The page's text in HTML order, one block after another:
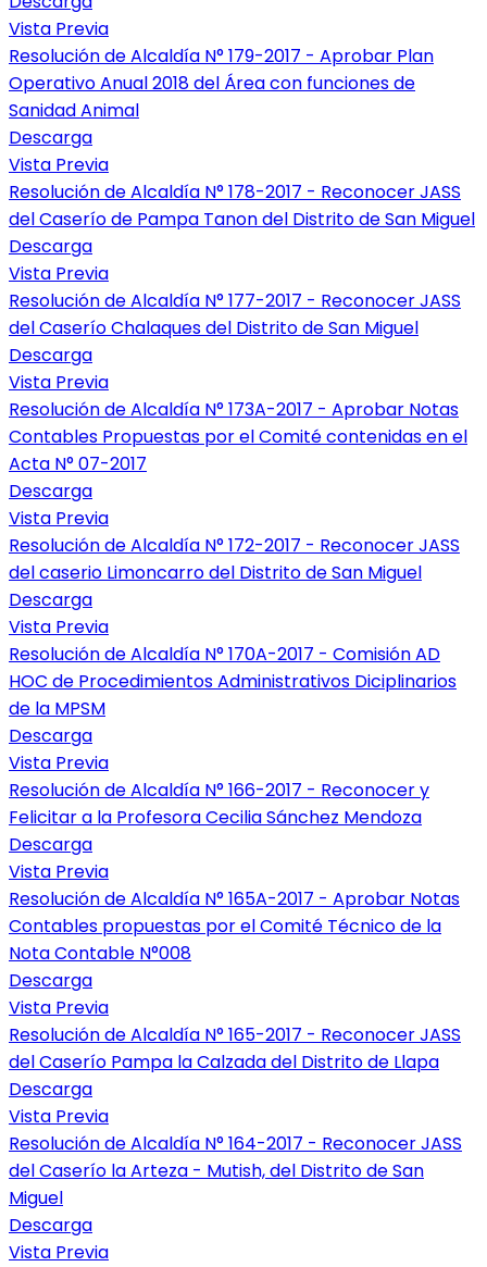
Vista Previa
Resolución de Alcaldía N° 179-2017 - Aprobar Plan
Operativo Anual 2018 del Área con funciones de
Sanidad Animal
Descarga
Vista Previa
Resolución de Alcaldía N° 178-2017 - Reconocer JASS
del Caserío de Pampa Tanon del Distrito de San Miguel
Descarga
Vista Previa
Resolución de Alcaldía N° 177-2017 - Reconocer JASS
del Caserío Chalaques del Distrito de San Miguel
Descarga
Vista Previa
Resolución de Alcaldía N° 173A-2017 - Aprobar Notas
Contables Propuestas por el Comité contenidas en el
Acta N° 07-2017
Descarga
Vista Previa
Resolución de Alcaldía N° 172-2017 - Reconocer JASS
del caserio Limoncarro del Distrito de San Miguel
Descarga
Vista Previa
Resolución de Alcaldía N° 170A-2017 - Comisión AD
HOC de Procedimientos Administrativos Diciplinarios
de la MPSM
Descarga
Vista Previa
Resolución de Alcaldía N° 166-2017 - Reconocer y
Felicitar a la Profesora Cecilia Sánchez Mendoza
Descarga
Vista Previa
Resolución de Alcaldía N° 165A-2017 - Aprobar Notas
Contables propuestas por el Comité Técnico de la
Nota Contable N°008
Descarga
Vista Previa
Resolución de Alcaldía N° 165-2017 - Reconocer JASS
del Caserío Pampa la Calzada del Distrito de Llapa
Descarga
Vista Previa
Resolución de Alcaldía N° 164-2017 - Reconocer JASS
del Caserío la Arteza - Mutish, del Distrito de San
Miguel
Descarga
Vista Previa